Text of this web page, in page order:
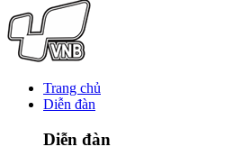
Trang chủ
Diễn đàn
Diễn đàn